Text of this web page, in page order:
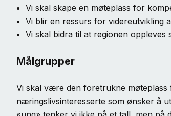
Vi skal skape en møteplass for
Vi blir en ressurs for videreutvikling
Vi skal bidra til at regionen
Målgrupper
Vi skal være den foretrukne
næringslivsinteresserte som ønsker å